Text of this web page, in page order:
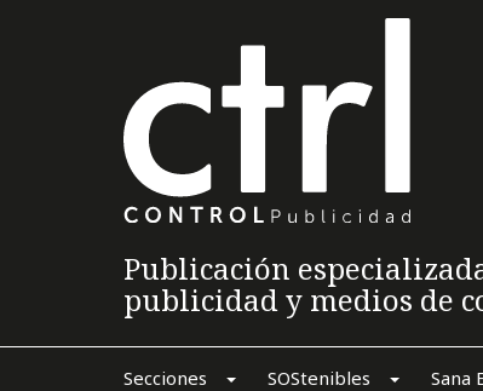
Publicación
publicidad y medios de
Secciones SOStenibles Sana